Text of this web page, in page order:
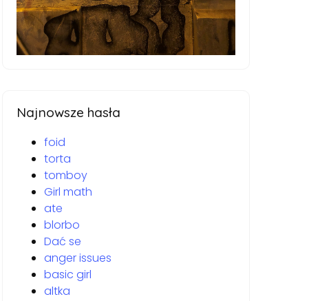
Najnowsze hasła
foid
torta
tomboy
Girl math
ate
blorbo
Dać se
anger issues
basic girl
altka